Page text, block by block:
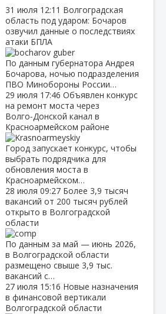
31 июля 12:11 Волгоградская
область под ударом: Бочаров
озвучил данные о последствиях
атаки БПЛА
По данным губернатора Андрея
Бочарова, ночью подразделения
ПВО Минобороны России…
29 июля 17:46 Объявлен конкурс
на ремонт моста через
Волго‑Донской канал в
Красноармейском районе
Город запускает конкурс, чтобы
выбрать подрядчика для
обновления моста в
Красноармейском…
28 июля 09:27 Более 3,9 тысяч
вакансий от 200 тысяч рублей
открыто в Волгоградской
области
По данным за май — июнь 2026,
в Волгоградской области
размещено свыше 3,9 тыс.
вакансий с…
27 июля 15:16 Новые назначения
в финансовой вертикали
Волгоградской области